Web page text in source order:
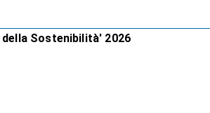
della Sostenibilità' 2026